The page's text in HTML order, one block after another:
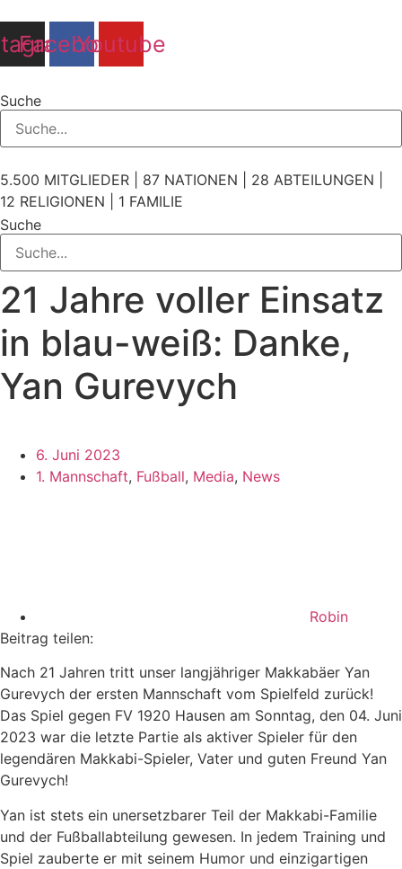
Inhalt
springen
Facebook
Youtube
Suche
5.500 MITGLIEDER | 87 NATIONEN | 28 ABTEILUNGEN |
12 RELIGIONEN | 1 FAMILIE
Suche
21 Jahre voller Einsatz
in blau-weiß: Danke,
Yan Gurevych
6. Juni 2023
1. Mannschaft, Fußball, Media, News
Robin
Beitrag teilen:
Nach 21 Jahren tritt unser langjähriger Makkabäer Yan
Gurevych der ersten Mannschaft vom Spielfeld zurück!
Das Spiel gegen FV 1920 Hausen am Sonntag, den 04. Juni
2023 war die letzte Partie als aktiver Spieler für den
legendären Makkabi-Spieler, Vater und guten Freund Yan
Gurevych!
Yan ist stets ein unersetzbarer Teil der Makkabi-Familie
und der Fußballabteilung gewesen. In jedem Training und
Spiel zauberte er mit seinem Humor und einzigartigen